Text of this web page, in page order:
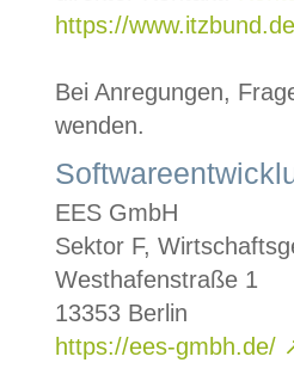
https://
Bei Anregungen,
wenden.
EES GmbH
Sektor F,
Westhafenstraße 1
13353 Berlin
https://ees-gmbh.de/